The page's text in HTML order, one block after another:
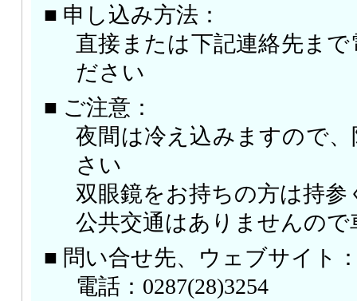
■ 申し込み方法：
直接または下記連絡先ま
ださい
■ ご注意：
夜間は冷え込みますので
さい
双眼鏡をお持ちの方は持参
公共交通はありませんの
■ 問い合せ先、ウェブサイト
電話：0287(28)3254